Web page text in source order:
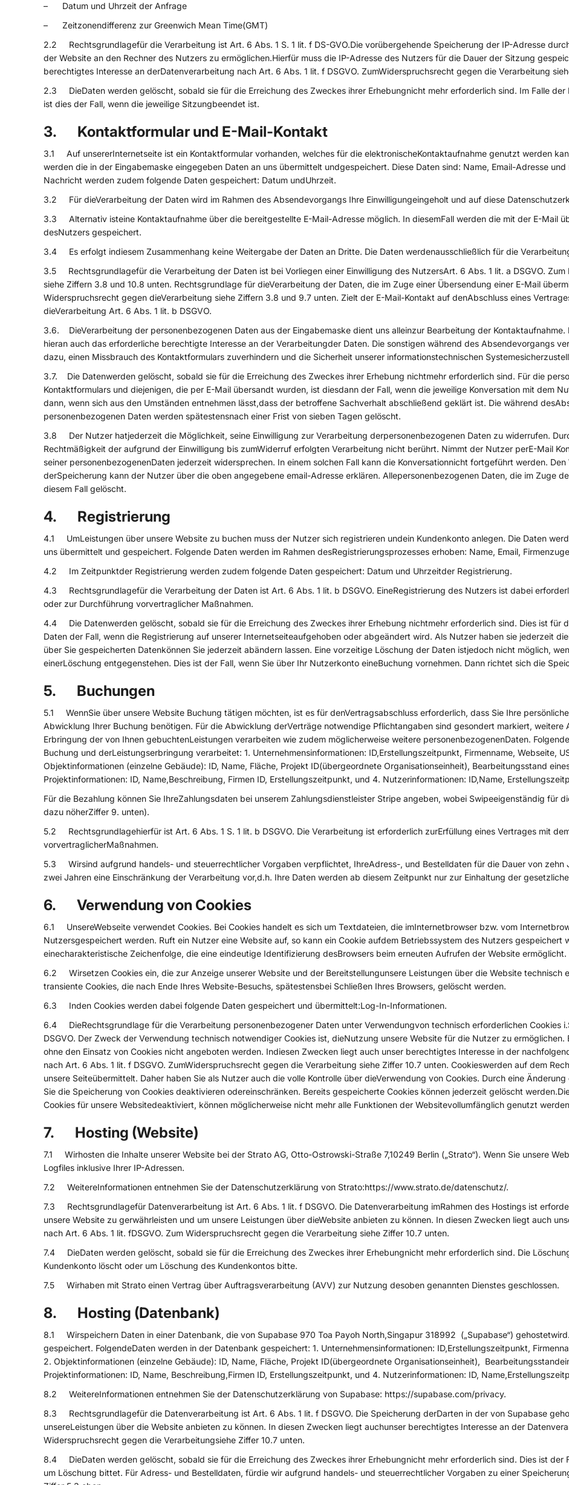
– Datum und Uhrzeit der Anfrage
– Zeitzonendifferenz zur Greenwich Mean Time(GMT)
2.2 Rechtsgrundlagefür die Verarbeitung ist Art. 6 Abs. 1 S. 1 lit. f DS-GVO.Die vorübergehende Speicherung der IP-Adresse
der Website an den Rechner des Nutzers zu ermöglichen.Hierfür muss die IP-Adresse des Nutzers für die Dauer der Sitzung
berechtigtes Interesse an derDatenverarbeitung nach Art. 6 Abs. 1 lit. f DSGVO. ZumWiderspruchsrecht gegen die Verarbeitung
2.3 DieDaten werden gelöscht, sobald sie für die Erreichung des Zweckes ihrer Erhebungnicht mehr erforderlich sind. Im Falle
ist dies der Fall, wenn die jeweilige Sitzungbeendet ist.
3. Kontaktformular und E-Mail-Kontakt
3.1 Auf unsererInternetseite ist ein Kontaktformular vorhanden, welches für die elektronischeKontaktaufnahme genutzt werden
werden die in der Eingabemaske eingegeben Daten an uns übermittelt undgespeichert. Diese Daten sind: Name, Email-Adresse
Nachricht werden zudem folgende Daten gespeichert: Datum undUhrzeit.
3.2 Für dieVerarbeitung der Daten wird im Rahmen des Absendevorgangs Ihre Einwilligungeingeholt und auf diese
3.3 Alternativ isteine Kontaktaufnahme über die bereitgestellte E-Mail-Adresse möglich. In diesemFall werden die mit der E-Mail
desNutzers gespeichert.
3.4 Es erfolgt indiesem Zusammenhang keine Weitergabe der Daten an Dritte. Die Daten werdenausschließlich für die
3.5 Rechtsgrundlagefür die Verarbeitung der Daten ist bei Vorliegen einer Einwilligung des NutzersArt. 6 Abs. 1 lit. a DSGVO.
siehe Ziffern 3.8 und 10.8 unten. Rechtsgrundlage für dieVerarbeitung der Daten, die im Zuge einer Übersendung einer E-Mail
Widerspruchsrecht gegen dieVerarbeitung siehe Ziffern 3.8 und 9.7 unten. Zielt der E-Mail-Kontakt auf denAbschluss eines
dieVerarbeitung Art. 6 Abs. 1 lit. b DSGVO.
3.6. DieVerarbeitung der personenbezogenen Daten aus der Eingabemaske dient uns alleinzur Bearbeitung der Kontaktaufnahme.
hieran auch das erforderliche berechtigte Interesse an der Verarbeitungder Daten. Die sonstigen während des Absendevorgangs
dazu, einen Missbrauch des Kontaktformulars zuverhindern und die Sicherheit unserer informationstechnischen
3.7. Die Datenwerden gelöscht, sobald sie für die Erreichung des Zweckes ihrer Erhebung nichtmehr erforderlich sind. Für die
Kontaktformulars und diejenigen, die per E-Mail übersandt wurden, ist diesdann der Fall, wenn die jeweilige Konversation mit dem
dann, wenn sich aus den Umständen entnehmen lässt,dass der betroffene Sachverhalt abschließend geklärt ist. Die während
personenbezogenen Daten werden spätestensnach einer Frist von sieben Tagen gelöscht.
3.8 Der Nutzer hatjederzeit die Möglichkeit, seine Einwilligung zur Verarbeitung derpersonenbezogenen Daten zu widerrufen.
Rechtmäßigkeit der aufgrund der Einwilligung bis zumWiderruf erfolgten Verarbeitung nicht berührt. Nimmt der Nutzer perE-Mail
seiner personenbezogenenDaten jederzeit widersprechen. In einem solchen Fall kann die Konversationnicht fortgeführt werden.
derSpeicherung kann der Nutzer über die oben angegebene email-Adresse erklären. Allepersonenbezogenen Daten, die im Zuge
diesem Fall gelöscht.
4. Registrierung
4.1 UmLeistungen über unsere Website zu buchen muss der Nutzer sich registrieren undein Kundenkonto anlegen. Die Daten
uns übermittelt und gespeichert. Folgende Daten werden im Rahmen desRegistrierungsprozesses erhoben: Name, Email,
4.2 Im Zeitpunktder Registrierung werden zudem folgende Daten gespeichert: Datum und Uhrzeitder Registrierung.
4.3 Rechtsgrundlagefür die Verarbeitung der Daten ist Art. 6 Abs. 1 lit. b DSGVO. EineRegistrierung des Nutzers ist dabei
oder zur Durchführung vorvertraglicher Maßnahmen.
4.4 Die Datenwerden gelöscht, sobald sie für die Erreichung des Zweckes ihrer Erhebung nichtmehr erforderlich sind. Dies ist für
Daten der Fall, wenn die Registrierung auf unserer Internetseiteaufgehoben oder abgeändert wird. Als Nutzer haben sie jederzeit
über Sie gespeicherten Datenkönnen Sie jederzeit abändern lassen. Eine vorzeitige Löschung der Daten istjedoch nicht möglich,
einerLöschung entgegenstehen. Dies ist der Fall, wenn Sie über Ihr Nutzerkonto eineBuchung vornehmen. Dann richtet sich die
5. Buchungen
5.1 WennSie über unsere Website Buchung tätigen möchten, ist es für denVertragsabschluss erforderlich, dass Sie Ihre
Abwicklung Ihrer Buchung benötigen. Für die Abwicklung derVerträge notwendige Pflichtangaben sind gesondert markiert, weitere
Erbringung der von Ihnen gebuchtenLeistungen verarbeiten wie zudem möglicherweise weitere personenbezogenenDaten.
Buchung und derLeistungserbringung verarbeitet: 1. Unternehmensinformationen: ID,Erstellungszeitpunkt, Firmenname, Webseite,
Objektinformationen (einzelne Gebäude): ID, Name, Fläche, Projekt ID(übergeordnete Organisationseinheit), Bearbeitungsstand
Projektinformationen: ID, Name,Beschreibung, Firmen ID, Erstellungszeitpunkt, und 4. Nutzerinformationen: ID,Name,
Für die Bezahlung können Sie IhreZahlungsdaten bei unserem Zahlungsdienstleister Stripe angeben, wobei Swipeeigenständig für
dazu nöherZiffer 9. unten).
5.2 Rechtsgrundlagehierfür ist Art. 6 Abs. 1 S. 1 lit. b DSGVO. Die Verarbeitung ist erforderlich zurErfüllung eines Vertrages mit
vorvertraglicherMaßnahmen.
5.3 Wirsind aufgrund handels- und steuerrechtlicher Vorgaben verpflichtet, IhreAdress-, und Bestelldaten für die Dauer von zehn
zwei Jahren eine Einschränkung der Verarbeitung vor,d.h. Ihre Daten werden ab diesem Zeitpunkt nur zur Einhaltung der
6. Verwendung von Cookies
6.1 UnsereWebseite verwendet Cookies. Bei Cookies handelt es sich um Textdateien, die imInternetbrowser bzw. vom
Nutzersgespeichert werden. Ruft ein Nutzer eine Website auf, so kann ein Cookie aufdem Betriebssystem des Nutzers gespeichert
einecharakteristische Zeichenfolge, die eine eindeutige Identifizierung desBrowsers beim erneuten Aufrufen der Website ermöglicht.
6.2 Wirsetzen Cookies ein, die zur Anzeige unserer Website und der Bereitstellungunsere Leistungen über die Website technisch
transiente Cookies, die nach Ende Ihres Website-Besuchs, spätestensbei Schließen Ihres Browsers, gelöscht werden.
6.3 Inden Cookies werden dabei folgende Daten gespeichert und übermittelt:Log-In-Informationen.
6.4 DieRechtsgrundlage für die Verarbeitung personenbezogener Daten unter Verwendungvon technisch erforderlichen Cookies
DSGVO. Der Zweck der Verwendung technisch notwendiger Cookies ist, dieNutzung unsere Website für die Nutzer zu
ohne den Einsatz von Cookies nicht angeboten werden. Indiesen Zwecken liegt auch unser berechtigtes Interesse in der
nach Art. 6 Abs. 1 lit. f DSGVO. ZumWiderspruchsrecht gegen die Verarbeitung siehe Ziffer 10.7 unten. Cookieswerden auf dem
unsere Seiteübermittelt. Daher haben Sie als Nutzer auch die volle Kontrolle über dieVerwendung von Cookies. Durch eine
Sie die Speicherung von Cookies deaktivieren odereinschränken. Bereits gespeicherte Cookies können jederzeit gelöscht
Cookies für unsere Websitedeaktiviert, können möglicherweise nicht mehr alle Funktionen der Websitevollumfänglich genutzt
7. Hosting (Website)
7.1 Wirhosten die Inhalte unserer Website bei der Strato AG, Otto-Ostrowski-Straße 7,10249 Berlin („Strato“). Wenn Sie unsere
Logfiles inklusive Ihrer IP-Adressen.
7.2 WeitereInformationen entnehmen Sie der Datenschutzerklärung von Strato:https://www.strato.de/datenschutz/.
7.3 Rechtsgrundlagefür Datenverarbeitung ist Art. 6 Abs. 1 lit. f DSGVO. Die Datenverarbeitung imRahmen des Hostings ist
unsere Website zu gerwährleisten und um unsere Leistungen über dieWebsite anbieten zu können. In diesen Zwecken liegt auch
nach Art. 6 Abs. 1 lit. fDSGVO. Zum Widerspruchsrecht gegen die Verarbeitung siehe Ziffer 10.7 unten.
7.4 DieDaten werden gelöscht, sobald sie für die Erreichung des Zweckes ihrer Erhebungnicht mehr erforderlich sind. Die
Kundenkonto löscht oder um Löschung des Kundenkontos bitte.
7.5 Wirhaben mit Strato einen Vertrag über Auftragsverarbeitung (AVV) zur Nutzung desoben genannten Dienstes geschlossen.
8. Hosting (Datenbank)
8.1 Wirspeichern Daten in einer Datenbank, die von Supabase 970 Toa Payoh North,Singapur 318992 („Supabase“)
gespeichert. FolgendeDaten werden in der Datenbank gespeichert: 1. Unternehmensinformationen: ID,Erstellungszeitpunkt,
2. Objektinformationen (einzelne Gebäude): ID, Name, Fläche, Projekt ID(übergeordnete Organisationseinheit),
Projektinformationen: ID, Name, Beschreibung,Firmen ID, Erstellungszeitpunkt, und 4. Nutzerinformationen: ID,
8.2 WeitereInformationen entnehmen Sie der Datenschutzerklärung von Supabase: https://supabase.com/privacy.
8.3 Rechtsgrundlagefür die Datenverarbeitung ist Art. 6 Abs. 1 lit. f DSGVO. Die Speicherung derDarten in der von Supabase
unsereLeistungen über die Website anbieten zu können. In diesen Zwecken liegt auchunser berechtigtes Interesse an der
Widerspruchsrecht gegen die Verarbeitungsiehe Ziffer 10.7 unten.
8.4 DieDaten werden gelöscht, sobald sie für die Erreichung des Zweckes ihrer Erhebungnicht mehr erforderlich sind. Dies ist der
um Löschung bittet. Für Adress- und Bestelldaten, fürdie wir aufgrund handels- und steuerrechtlicher Vorgaben zu einer